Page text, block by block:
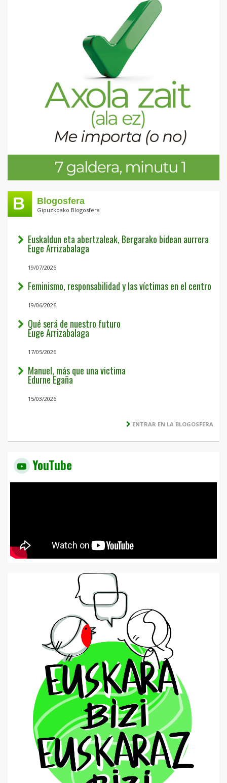
Blogosfera
Gipuzkoako Blogosfera
Euskaldun eta abertzaleak, Bergarako bidean aurrera
Euge Arrizabalaga
19/07/2026
Feminismo, responsabilidad y las víctimas en el centro
19/06/2026
Qué será de nuestro futuro
Euge Arrizabalaga
17/05/2026
Manuel, más que una victima
Edurne Egaña
15/03/2026
ENTRAR EN LA BLOGOSFERA
YouTube